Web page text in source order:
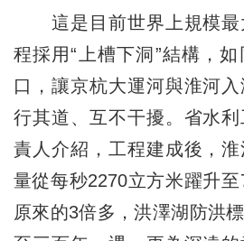
這是目前世界上規模最
程採用“上槽下洞”結構，
口，讓京杭大運河與淮河
行其道、互不干擾。省水
責人介紹，工程建成後，
量從每秒2270立方米躍升至
原來的3倍多，洪澤湖防洪